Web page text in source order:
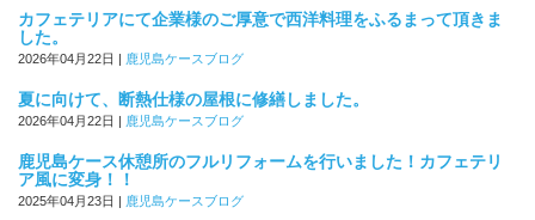
カフェテリアにて企業様のご厚意で西洋料理をふるまって頂きま
した。
2026年04月22日 鹿児島ケースブログ
夏に向けて、断熱仕様の屋根に修繕しました。
2026年04月22日 鹿児島ケースブログ
鹿児島ケース休憩所のフルリフォームを行いました！カフェテリ
ア風に変身！！
2025年04月23日 鹿児島ケースブログ